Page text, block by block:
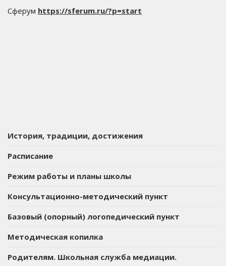
Сферум https://sferum.ru/?p=start
История, традиции, достижения
Расписание
Режим работы и планы школы
Консультационно-методический пункт
Базовый (опорный) логопедический пункт
Методическая копилка
Родителям. Школьная служба медиации.